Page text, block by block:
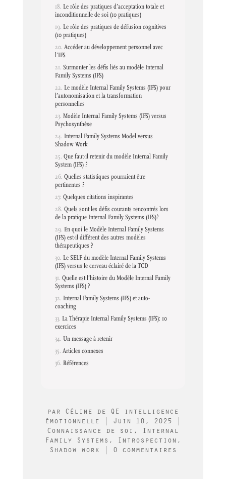
Le rôle des pratiques d’acceptation totale et
inconditionnelle de soi (10 pratiques)
Le rôle des pratiques de défusion cognitives
(10 pratiques)
Accéder au développement personnel avec
l’IFS
Surmonter les défis liés au modèle Internal
Family Systems (IFS)
Le modèle Internal Family Systems (IFS) pour
l’autonomisation et la transformation
personnelles
Modèle Internal Family Systems (IFS) versus
Psychosynthèse
Internal Family Systems Model versus
Shadow Work
Que faut-il retenir du modèle Internal Family
System (IFS) ?
Quelles statistiques pourraient être
pertinentes ?
Quelques citations inspirantes
Quels sont les défis courants rencontrés lors
de la pratique Internal Family Systems (IFS)?
En quoi le Modèle Internal Family Systems
(IFS) est-il différent des autres modèles
thérapeutiques ?
Le SELF du modèle Internal Family Systems
(IFS) versus le cerveau éclairé de la TCD
Quelle est l’histoire du Modèle Internal Family
Systems (IFS) ?
Internal Family Systems (IFS) et auto-
coaching
La Thérapie Internal Family Systems (IFS): 10
exercices
Un message à retenir
Articles connexes
Références
par Céline de QE intelligence
émotionnelle
Juin 10, 2025
Connaissance de soi ,
Internal
Family Systems , Introspection ,
Shadow work
0 commentaires